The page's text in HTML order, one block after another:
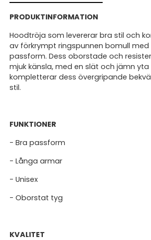
PRODUKTINFORMATION
Hoodtröja som levererar bra stil och
av förkrympt ringspunnen bomull med
passform. Dess oborstade och
mjuk känsla, med en slät och jämn
kompletterar dess övergripande
stil.
FUNKTIONER
- Bra passform
- Långa armar
- Unisex
- Oborstat tyg
KVALITET